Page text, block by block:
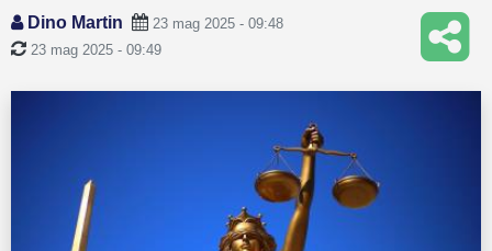
Servizi
Trading
Quotazioni
Conto IG
Dino Martin
23 mag 2025 - 09:48
23 mag 2025 - 09:49